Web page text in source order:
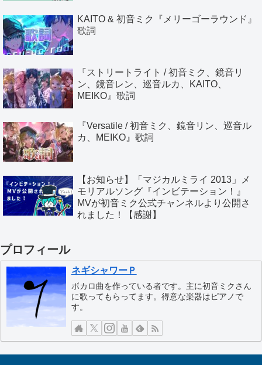
KAITO & 初音ミク『メリーゴーラウンド』
歌詞
『ストリートライト / 初音ミク、鏡音リ
ン、鏡音レン、巡音ルカ、KAITO、
MEIKO』歌詞
『Versatile / 初音ミク、鏡音リン、巡音ル
カ、MEIKO』歌詞
【お知らせ】「マジカルミライ 2013」メ
モリアルソング『インビテーション！』
MVが初音ミク公式チャンネルより公開さ
れました！【感謝】
プロフィール
ネギシャワーＰ
ボカロ曲を作っている者です。主に初音ミクさん
に歌ってもらってます。得意な楽器はピアノで
す。